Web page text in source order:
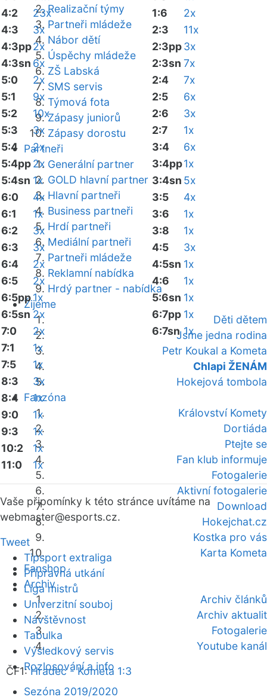
Realizační týmy
Partneři mládeže
Nábor dětí
Úspěchy mládeže
ZŠ Labská
SMS servis
Týmová fota
Zápasy juniorů
Zápasy dorostu
Partneři
Generální partner
GOLD hlavní partner
Hlavní partneři
Business partneři
Hrdí partneři
Mediální partneři
Partneři mládeže
Reklamní nabídka
Hrdý partner - nabídka
Žijeme
Děti dětem
Jsme jedna rodina
Petr Koukal a Kometa
Chlapi ŽENÁM
Hokejová tombola
Fanzóna
Království Komety
Dortiáda
Ptejte se
Fan klub informuje
Fotogalerie
Aktivní fotogalerie
Download
Hokejchat.cz
Kostka pro vás
Karta Kometa
Fanshop
Archiv
Archiv článků
Archiv aktualit
Fotogalerie
Youtube kanál
ČF1:Hradec - Kometa 1:3
4:2
23x
4:3
3x
4:3pp2x
4:3sn 6x
5:0
2x
5:1
9x
5:2
10x
5:3
3x
5:4
2x
5:4pp2x
5:4sn 1x
6:0
4x
6:1
1x
6:2
3x
6:3
3x
6:4
2x
6:5
2x
6:5pp1x
6:5sn 2x
7:0
2x
7:1
1x
7:5
1x
8:3
3x
8:4
1x
9:0
1x
9:3
1x
10:2
1x
11:0
1x
1:6
2x
2:3
11x
2:3pp3x
2:3sn 7x
2:4
7x
2:5
6x
2:6
3x
2:7
1x
3:4
6x
3:4pp1x
3:4sn 5x
3:5
4x
3:6
1x
3:8
1x
4:5
3x
4:5sn 1x
4:6
1x
5:6sn 1x
6:7pp 1x
6:7sn 1x
Vaše připomínky k této stránce uvítáme na
webmaster@esports.cz.
Tweet
Tipsport extraliga
Přípravná utkání
Liga mistrů
Univerzitní souboj
Návštěvnost
Tabulka
Výsledkový servis
Rozlosování a info
Sezóna 2019/2020